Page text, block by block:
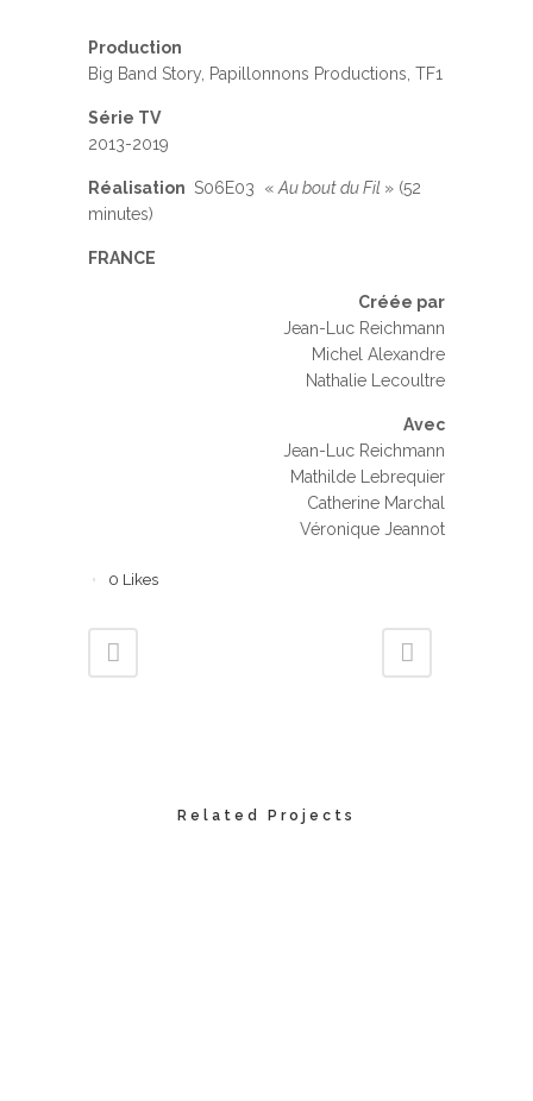
Production
Big Band Story, Papillonnons Productions, TF1
Série TV
2013-2019
Réalisation S06E03 « Au bout du Fil » (52
minutes)
FRANCE
Créée par
Jean-Luc Reichmann
Michel Alexandre
Nathalie Lecoultre
Avec
Jean-Luc Reichmann
Mathilde Lebrequier
Catherine Marchal
Véronique Jeannot
0 Likes
Related Projects